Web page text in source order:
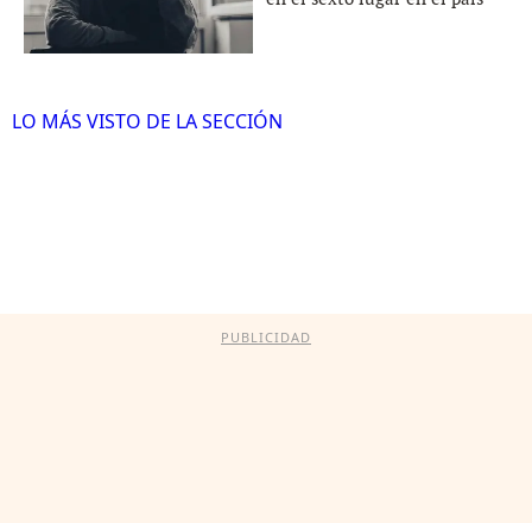
LO MÁS VISTO DE LA SECCIÓN
PUBLICIDAD